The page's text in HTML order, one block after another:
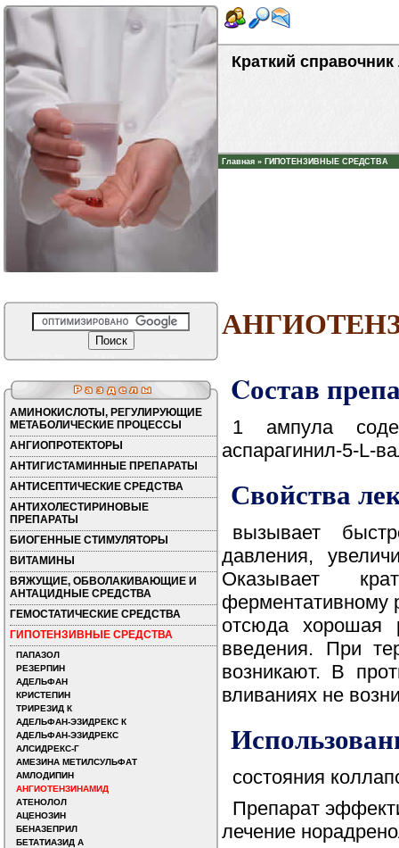
Краткий
Главная » ГИПОТЕНЗИВНЫЕ СРЕДСТВА
АМИНОКИСЛОТЫ, РЕГУЛИРУЮЩИЕ
МЕТАБОЛИЧЕСКИЕ ПРОЦЕССЫ
АНГИОПРОТЕКТОРЫ
АНТИГИСТАМИННЫЕ ПРЕПАРАТЫ
АНТИСЕПТИЧЕСКИЕ СРЕДСТВА
АНТИХОЛЕСТИРИНОВЫЕ
ПРЕПАРАТЫ
БИОГЕННЫЕ СТИМУЛЯТОРЫ
ВИТАМИНЫ
ВЯЖУЩИЕ, ОБВОЛАКИВАЮЩИЕ И
АНТАЦИДНЫЕ СРЕДСТВА
ГЕМОСТАТИЧЕСКИЕ СРЕДСТВА
ГИПОТЕНЗИВНЫЕ СРЕДСТВА
ПАПАЗОЛ
РЕЗЕРПИН
АДЕЛЬФАН
КРИСТЕПИН
ТРИРЕЗИД К
АДЕЛЬФАН-ЭЗИДРЕКС К
АДЕЛЬФАН-ЭЗИДРЕКС
АЛСИДРЕКС-Г
АМЕЗИНА МЕТИЛСУЛЬФАТ
АМЛОДИПИН
АНГИОТЕНЗИНАМИД
АТЕНОЛОЛ
АЦЕНОЗИН
БЕНАЗЕПРИЛ
БЕТАТИАЗИД А
Cостав
1 ампула
аспарагинил-5-L-
Свойства
вызывает
давления,
Оказывает
ферментативному
отсюда хорошая
введения. При
возникают. В
вливаниях не
состояния
Препарат
лечение